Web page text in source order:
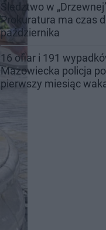
Śledztwo w
Prokuratura ma czas
października
16 ofiar i 191
Mazowiecka policja
pierwszy miesiąc